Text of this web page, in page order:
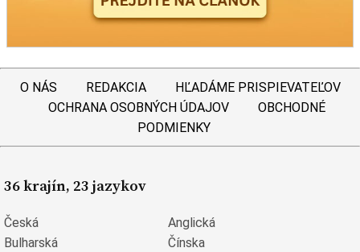
O NÁS REDAKCIA
HĽADÁME PRISPIEVATEĽOV
OCHRANA OSOBNÝCH ÚDAJOV
OBCHODNÉ
PODMIENKY
36 krajín, 23 jazykov
Česká
Anglická
Bulharská
Čínska